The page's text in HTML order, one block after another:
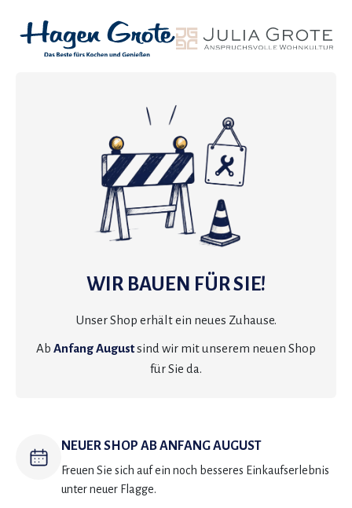
WIR BAUEN FÜR SIE!
Unser Shop erhält ein neues Zuhause.
Ab Anfang Augustsind wir mit unserem neuen Shop
für Sie da.
NEUER SHOP AB ANFANG AUGUST
Freuen Sie sich auf ein noch besseres Einkaufserlebnis
unter neuer Flagge.